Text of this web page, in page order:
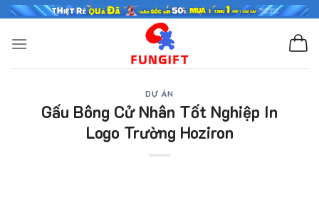
Skip
content
DỰ ÁN
Gấu Bông Cử Nhân Tốt Nghiệp In
Logo Trường Hoziron